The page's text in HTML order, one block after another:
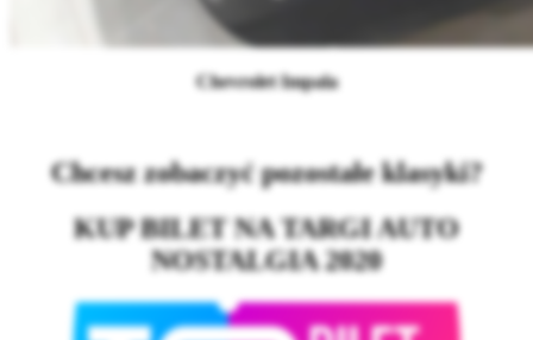
Chevrolet Impala
Chcesz zobaczyć pozostałe klasyki?
KUP BILET NA TARGI AUTO
NOSTALGIA 2020